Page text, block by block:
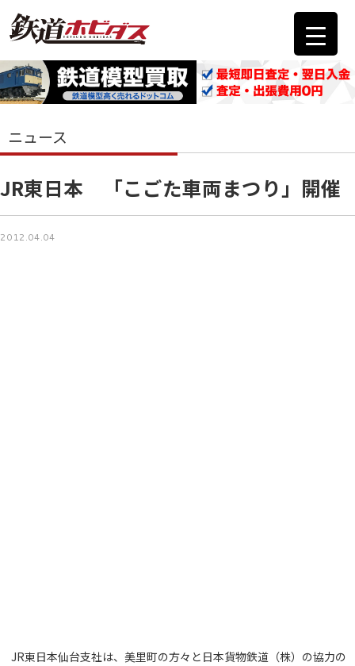
ニュース
JR東日本 「こごた車両まつり」開催
2012.04.04
JR東日本仙台支社は、美里町の方々と日本貨物鉄道（株）の協力の